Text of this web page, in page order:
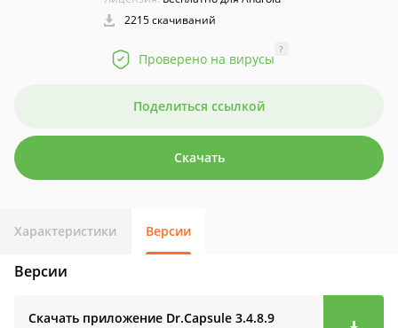
2215 скачиваний
Проверено на вирусы
?
Поделиться ссылкой
Скачать
Характеристики Версии
Версии
Скачать приложение Dr.Capsule 3.4.8.9